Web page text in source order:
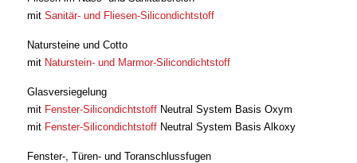
mitSanitär- und Fliesen-Silicondichtstoff
Natursteine und Cotto
mit Naturstein- und Marmor-Silicondichtstoff
Glasversiegelung
mit Fenster-Silicondichtstoff Neutral System Basis Oxym
mit Fenster-Silicondichtstoff Neutral System Basis Alkoxy
Fenster-, Türen- und Toranschlussfugen